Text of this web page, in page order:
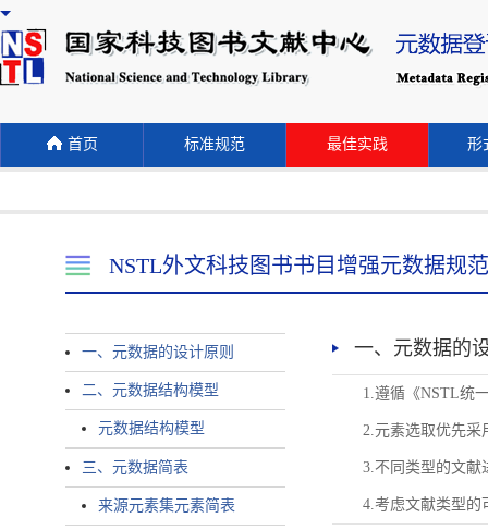
首页 标准规范 最佳实践 形
NSTL外文科技图书书目增强元数据规范
一、元数据的设计原则
二、元数据结构模型
元数据结构模型
三、元数据简表
来源元素集元素简表
一、元数据的
1.遵循《NSTL统
2.元素选取优先采
3.不同类型的文献
4.考虑文献类型的